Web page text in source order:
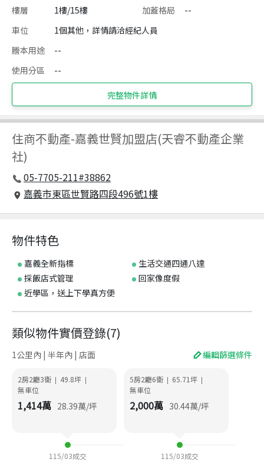
樓層
1樓/15樓 加蓋格局
--
車位
1個其他，詳情請洽經紀人員
謄本用途
--
使用分區
--
完整物件詳情
住商不動產-嘉義世賢加盟店(天睿不動產企業
社)
05-7705-211#38862
嘉義市東區世賢路四段496號1樓
物件特色
嘉義全新指標
生活交通四通八達
採飯店式管理
回家像度假
近學區，送上下學真方便
類似物件實價登錄(7)
1公里內 | 半年內 | 店面 編輯篩選條件
2房2廳3衛 | 49.8坪 |
無車位
1,414萬 28.39萬/坪
115/03成交
5房2廳6衛 | 65.71坪 |
無車位
2,000萬 30.44萬/坪
115/03成交